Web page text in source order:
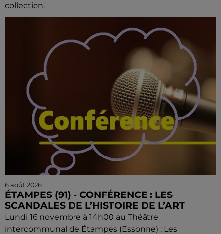
collection.
6 août 2026
ÉTAMPES (91) - CONFÉRENCE : LES
SCANDALES DE L’HISTOIRE DE L’ART
Lundi 16 novembre à 14h00 au Théâtre
intercommunal de Étampes (Essonne) : Les